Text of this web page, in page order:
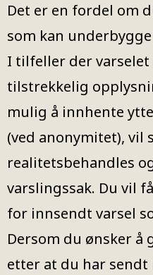
Det er en fordel om
som kan
I tilfeller der
tilstrekkelig
mulig å innhente
(ved anonymitet), vil
realitetsbehandles
varslingssak. Du vil
for innsendt varsel
Dersom du ønsker
etter at du har sendt